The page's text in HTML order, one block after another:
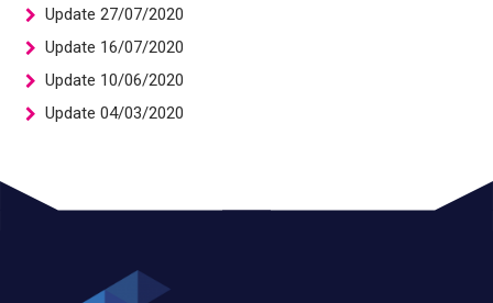
Update 27/07/2020
Update 16/07/2020
Update 10/06/2020
Update 04/03/2020